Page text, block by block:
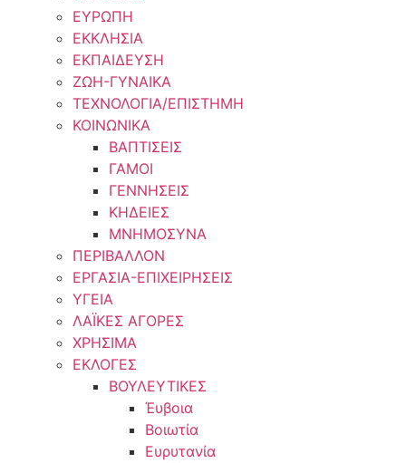
ΕΥΡΩΠΗ
ΕΚΚΛΗΣΙΑ
ΕΚΠΑΙΔΕΥΣΗ
ΖΩΗ-ΓΥΝΑΙΚΑ
ΤΕΧΝΟΛΟΓΙΑ/ΕΠΙΣΤΗΜΗ
ΚΟΙΝΩΝΙΚΑ
ΒΑΠΤΙΣΕΙΣ
ΓΑΜΟΙ
ΓΕΝΝΗΣΕΙΣ
ΚΗΔΕΙΕΣ
ΜΝΗΜΟΣΥΝΑ
ΠΕΡΙΒΑΛΛΟΝ
ΕΡΓΑΣΙΑ-ΕΠΙΧΕΙΡΗΣΕΙΣ
ΥΓΕΙΑ
ΛΑΪΚΕΣ ΑΓΟΡΕΣ
ΧΡΗΣΙΜΑ
ΕΚΛΟΓΕΣ
ΒΟΥΛΕΥΤΙΚΕΣ
Έυβοια
Βοιωτία
Ευρυτανία